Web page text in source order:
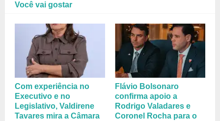
Você vai gostar
Com experiência no
Executivo e no
Legislativo, Valdirene
Tavares mira a Câmara
Flávio Bolsonaro
confirma apoio a
Rodrigo Valadares e
Coronel Rocha para o